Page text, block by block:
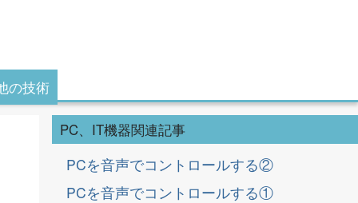
の技術
PC、IT機器関連記事
PCを音声でコントロールする②
PCを音声でコントロールする①